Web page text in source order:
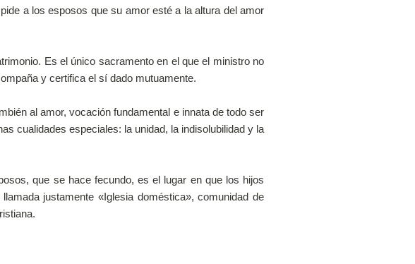
a los esposos que su amor esté a la altura del amor
Es el único sacramento en el que el ministro no
y certifica el sí dado mutuamente.
al amor, vocación fundamental e innata de todo ser
cualidades especiales: la unidad, la indisolubilidad y la
que se hace fecundo, es el lugar en que los hijos
justamente «Iglesia doméstica», comunidad de